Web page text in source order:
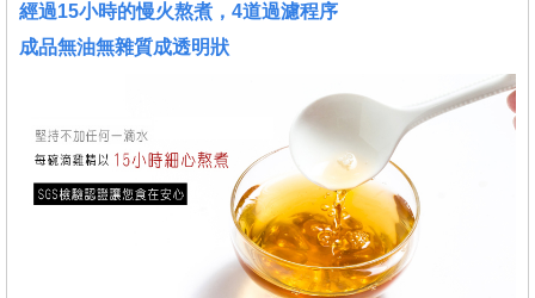
經過15小時的慢火熬煮，4道過濾程序
成品無油無雜質成透明狀